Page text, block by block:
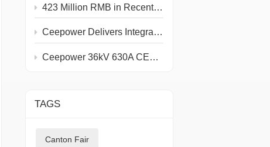
423 Million RMB in Recent Grid and Rail Project Awards
Ceepower Delivers Integrated Primary & Secondary PV Prefabricated Substation
Ceepower 36kV 630A CEE KQT-36/630-J Type Test Completed at IPH Berlin
TAGS
Canton Fair